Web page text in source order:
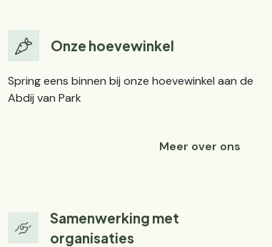
Onze hoevewinkel
Spring eens binnen bij onze hoevewinkel aan de
Abdij van Park
Meer over ons
Samenwerking met
organisaties